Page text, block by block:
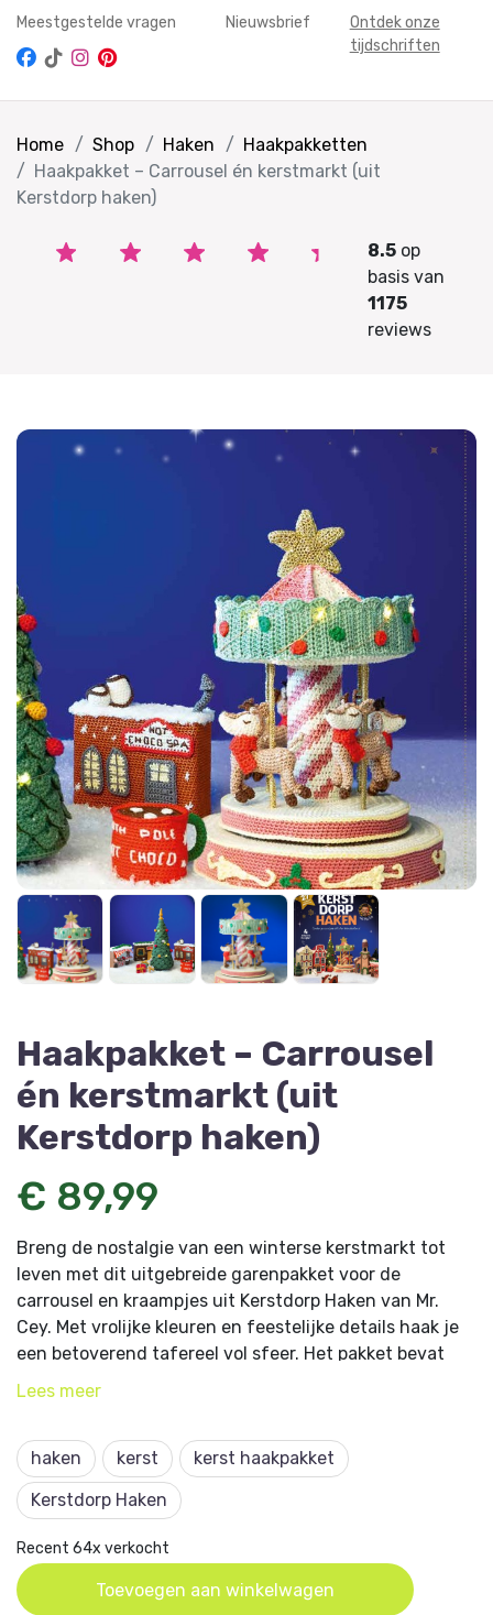
Meestgestelde vragen Nieuwsbrief
Ontdek onze
tijdschriften
Home Shop Haken
Haakpakketten
Haakpakket – Carrousel én kerstmarkt (uit
Kerstdorp haken)
8.5op
basis van
1175
reviews
Haakpakket – Carrousel
én kerstmarkt (uit
Kerstdorp haken)
€ 89,99
Breng de nostalgie van een winterse kerstmarkt tot
leven met dit uitgebreide garenpakket voor de
carrousel en kraampjes uit Kerstdorp Haken van Mr.
Cey. Met vrolijke kleuren en feestelijke details haak je
een betoverend tafereel vol sfeer. Het pakket bevat
alle benodigde garens van Lang Yarns in de juiste
gaan.
Het haakpatroon vind je in het boek Kerstdorp Haken,
garenpakket!
Alle pakketten zijn samengesteld met
Lees meer
haken kerst
kerst haakpakket
Kerstdorp Haken
Recent 64x verkocht
Toevoegen aan winkelwagen